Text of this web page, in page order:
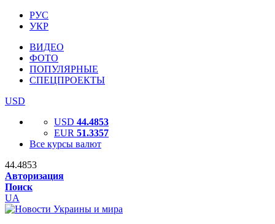
РУС
УКР
ВИДЕО
ФОТО
ПОПУЛЯРНЫЕ
СПЕЦПРОЕКТЫ
USD
USD 44.4853
EUR 51.3357
Все курсы валют
44.4853
Авторизация
Поиск
UA